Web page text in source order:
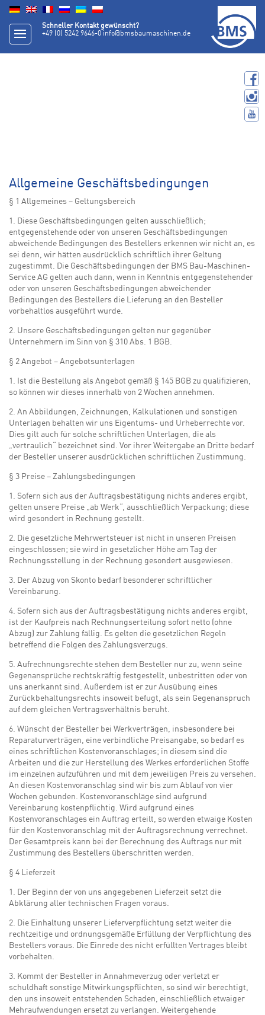
Schneller Kontakt gewünscht?
+49 (0) 5242 9646-0 info@bmsbaumaschinen.de
Allgemeine Geschäftsbedingungen
§ 1 Allgemeines – Geltungsbereich
1. Diese Geschäftsbedingungen gelten ausschließlich;
entgegenstehende oder von unseren Geschäftsbedingungen
abweichende Bedingungen des Bestellers erkennen wir nicht an, es
sei denn, wir hätten ausdrücklich schriftlich ihrer Geltung
zugestimmt. Die Geschäftsbedingungen der BMS Bau-Maschinen-
Service AG gelten auch dann, wenn in Kenntnis entgegenstehender
oder von unseren Geschäftsbedingungen abweichender
Bedingungen des Bestellers die Lieferung an den Besteller
vorbehaltlos ausgeführt wurde.
2. Unsere Geschäftsbedingungen gelten nur gegenüber
Unternehmern im Sinn von § 310 Abs. 1 BGB.
§ 2 Angebot – Angebotsunterlagen
1. Ist die Bestellung als Angebot gemäß § 145 BGB zu qualifizieren,
so können wir dieses innerhalb von 2 Wochen annehmen.
2. An Abbildungen, Zeichnungen, Kalkulationen und sonstigen
Unterlagen behalten wir uns Eigentums- und Urheberrechte vor.
Dies gilt auch für solche schriftlichen Unterlagen, die als
„vertraulich“ bezeichnet sind. Vor ihrer Weitergabe an Dritte bedarf
der Besteller unserer ausdrücklichen schriftlichen Zustimmung.
§ 3 Preise – Zahlungsbedingungen
1. Sofern sich aus der Auftragsbestätigung nichts anderes ergibt,
gelten unsere Preise „ab Werk“, ausschließlich Verpackung; diese
wird gesondert in Rechnung gestellt.
2. Die gesetzliche Mehrwertsteuer ist nicht in unseren Preisen
eingeschlossen; sie wird in gesetzlicher Höhe am Tag der
Rechnungsstellung in der Rechnung gesondert ausgewiesen.
3. Der Abzug von Skonto bedarf besonderer schriftlicher
Vereinbarung.
4. Sofern sich aus der Auftragsbestätigung nichts anderes ergibt,
ist der Kaufpreis nach Rechnungserteilung sofort netto (ohne
Abzug) zur Zahlung fällig. Es gelten die gesetzlichen Regeln
betreffend die Folgen des Zahlungsverzugs.
5. Aufrechnungsrechte stehen dem Besteller nur zu, wenn seine
Gegenansprüche rechtskräftig festgestellt, unbestritten oder von
uns anerkannt sind. Außerdem ist er zur Ausübung eines
Zurückbehaltungsrechts insoweit befugt, als sein Gegenanspruch
auf dem gleichen Vertragsverhältnis beruht.
6. Wünscht der Besteller bei Werkverträgen, insbesondere bei
Reparaturverträgen, eine verbindliche Preisangabe, so bedarf es
eines schriftlichen Kostenvoranschlages; in diesem sind die
Arbeiten und die zur Herstellung des Werkes erforderlichen Stoffe
im einzelnen aufzuführen und mit dem jeweiligen Preis zu versehen.
An diesen Kostenvoranschlag sind wir bis zum Ablauf von vier
Wochen gebunden. Kostenvoranschläge sind aufgrund
Vereinbarung kostenpflichtig. Wird aufgrund eines
Kostenvoranschlages ein Auftrag erteilt, so werden etwaige Kosten
für den Kostenvoranschlag mit der Auftragsrechnung verrechnet.
Der Gesamtpreis kann bei der Berechnung des Auftrags nur mit
Zustimmung des Bestellers überschritten werden.
§ 4 Lieferzeit
1. Der Beginn der von uns angegebenen Lieferzeit setzt die
Abklärung aller technischen Fragen voraus.
2. Die Einhaltung unserer Lieferverpflichtung setzt weiter die
rechtzeitige und ordnungsgemäße Erfüllung der Verpflichtung des
Bestellers voraus. Die Einrede des nicht erfüllten Vertrages bleibt
vorbehalten.
3. Kommt der Besteller in Annahmeverzug oder verletzt er
schuldhaft sonstige Mitwirkungspflichten, so sind wir berechtigt,
den uns insoweit entstehenden Schaden, einschließlich etwaiger
Mehraufwendungen ersetzt zu verlangen. Weitergehende